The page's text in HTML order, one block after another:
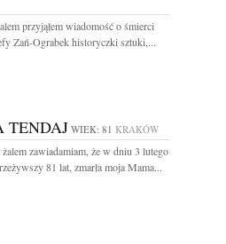
przyjąłem wiadomość o śmierci
Zań-Ograbek historyczki sztuki,...
TENDAJ WIEK: 81 KRAKÓW
zawiadamiam, że w dniu 3 lutego
81 lat, zmarła moja Mama...